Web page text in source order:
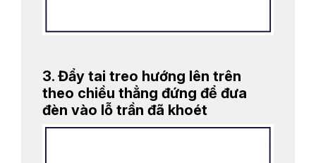
3. Đẩy tai treo hướng lên trên
theo chiều thẳng đứng để đưa
đèn vào lỗ trần đã khoét